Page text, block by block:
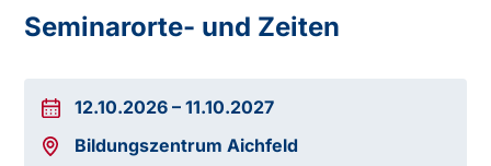
Seminarorte- und Zeiten
12.10.2026 –11.10.2027
Bildungszentrum Aichfeld